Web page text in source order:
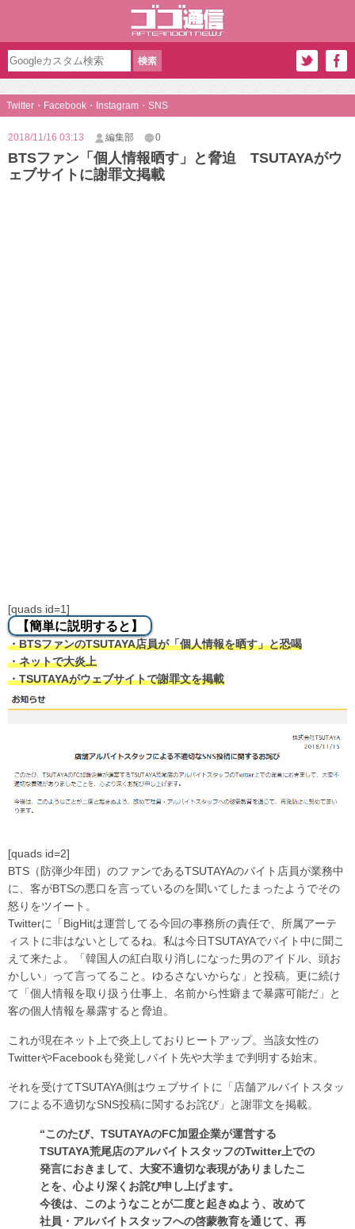
Twitter・Facebook・Instagram・SNS
2018/11/16 03:13 編集部 0
BTSファン「個人情報晒す」と脅迫 TSUTAYAがウ
ェブサイトに謝罪文掲載
[quads id=1]
【簡単に説明すると】
・BTSファンのTSUTAYA店員が「個人情報を晒す」と恐喝
・ネットで大炎上
・TSUTAYAがウェブサイトで謝罪文を掲載
[quads id=2]
BTS（防弾少年団）のファンであるTSUTAYAのバイト店員が業務中
に、客がBTSの悪口を言っているのを聞いてしたまったようでその
怒りをツイート。
Twitterに「BigHitは運営してる今回の事務所の責任で、所属アーテ
ィストに非はないとしてるね。私は今日TSUTAYAでバイト中に聞こ
えて来たよ。「韓国人の紅白取り消しになった男のアイドル、頭お
かしい」って言ってること。ゆるさないからな」と投稿。更に続け
て「個人情報を取り扱う仕事上、名前から性癖まで暴露可能だ」と
客の個人情報を暴露すると脅迫。
これが現在ネット上で炎上しておりヒートアップ。当該女性の
TwitterやFacebookも発覚しバイト先や大学まで判明する始末。
それを受けてTSUTAYA側はウェブサイトに「店舗アルバイトスタッ
フによる不適切なSNS投稿に関するお詫び」と謝罪文を掲載。
“このたび、TSUTAYAのFC加盟企業が運営する
TSUTAYA荒尾店のアルバイトスタッフのTwitter上での
発言におきまして、大変不適切な表現がありましたこ
とを、心より深くお詫び申し上げます。
今後は、このようなことが二度と起きぬよう、改めて
社員・アルバイトスタッフへの啓蒙教育を通じて、再